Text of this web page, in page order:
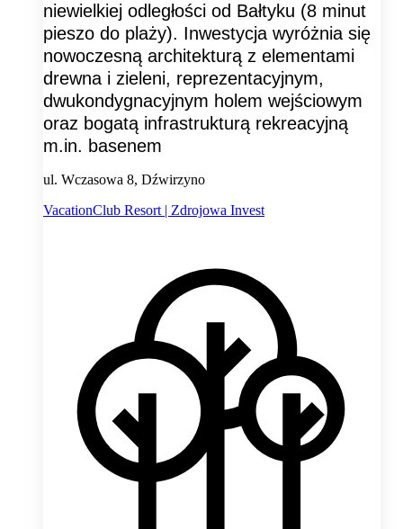
niewielkiej odległości od Bałtyku (8 minut
pieszo do plaży). Inwestycja wyróżnia się
nowoczesną architekturą z elementami
drewna i zieleni, reprezentacyjnym,
dwukondygnacyjnym holem wejściowym
oraz bogatą infrastrukturą rekreacyjną
m.in. basenem
ul. Wczasowa 8, Dźwirzyno
VacationClub Resort | Zdrojowa Invest